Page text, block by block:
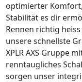
optimierter
Stabilität es dir
Rennen richtig
unsere schnellste
XPLR AXS Gruppe
renntaugliches
sorgen unser